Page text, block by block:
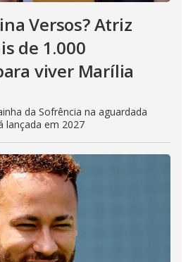
Versos? Atriz
de 1.000
viver Marília
da Sofrência na aguardada
lançada em 2027